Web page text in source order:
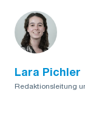
Lara Pichler
Redaktionsleitung